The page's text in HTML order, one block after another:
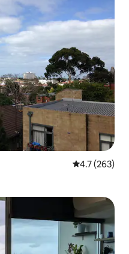
レビュー263
4.7 (263)